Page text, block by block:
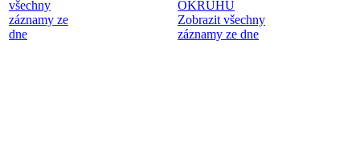
všechny
záznamy ze
dne
OKRUHU
Zobrazit všechny
záznamy ze dne